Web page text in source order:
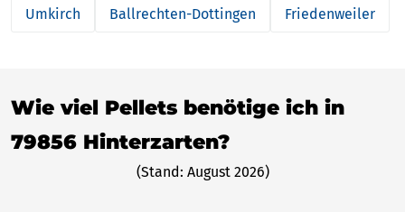
Umkirch Ballrechten-Dottingen Friedenweiler
Wie viel Pellets benötige ich in
79856 Hinterzarten?
(Stand: August 2026)